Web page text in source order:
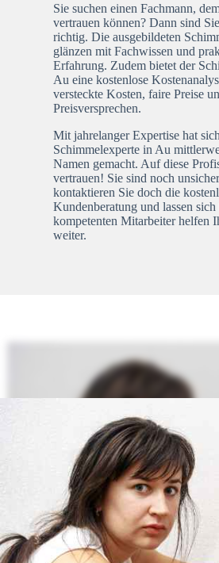
Sie suchen einen Fachmann,
vertrauen können? Dann sind
richtig. Die ausgebildeten
glänzen mit Fachwissen und
Erfahrung. Zudem bietet der
Au eine kostenlose
versteckte Kosten, faire Preise
Preisversprechen.
Mit jahrelanger Expertise hat
Schimmelexperte in Au
Namen gemacht. Auf diese
vertrauen! Sie sind noch
kontaktieren Sie doch die
Kundenberatung und lassen
kompetenten Mitarbeiter helfen
weiter.